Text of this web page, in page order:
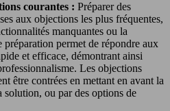
courantes : Préparer des
aux objections les plus fréquentes,
manquantes ou la
permet de répondre aux
et efficace, démontrant ainsi
Les objections
être contrées en mettant en avant la
solution, ou par des options de